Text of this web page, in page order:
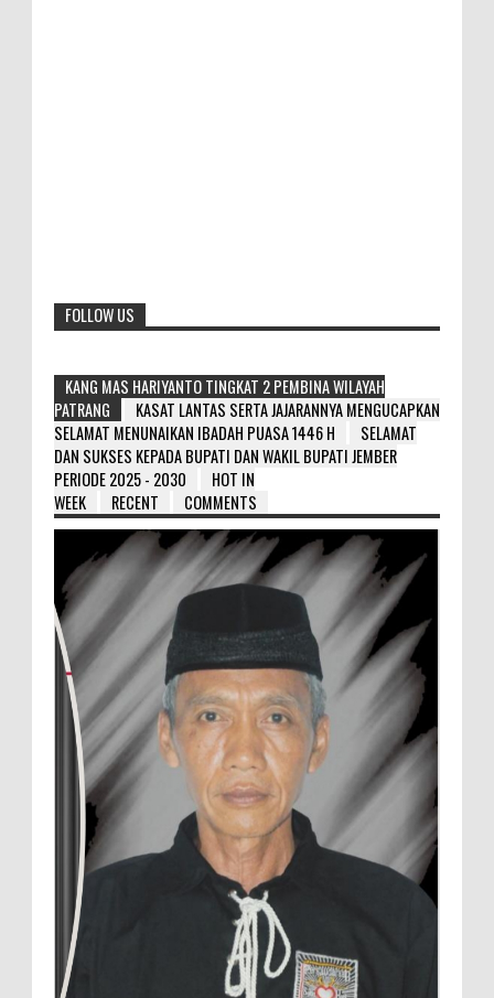
FOLLOW US
KANG MAS HARIYANTO TINGKAT 2 PEMBINA WILAYAH
PATRANG
KASAT LANTAS SERTA JAJARANNYA MENGUCAPKAN
SELAMAT MENUNAIKAN IBADAH PUASA 1446 H
SELAMAT
DAN SUKSES KEPADA BUPATI DAN WAKIL BUPATI JEMBER
PERIODE 2025 - 2030
HOT IN
WEEK
RECENT COMMENTS